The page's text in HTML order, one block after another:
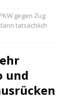
PKW gegen Zug:
tatsächlich
und